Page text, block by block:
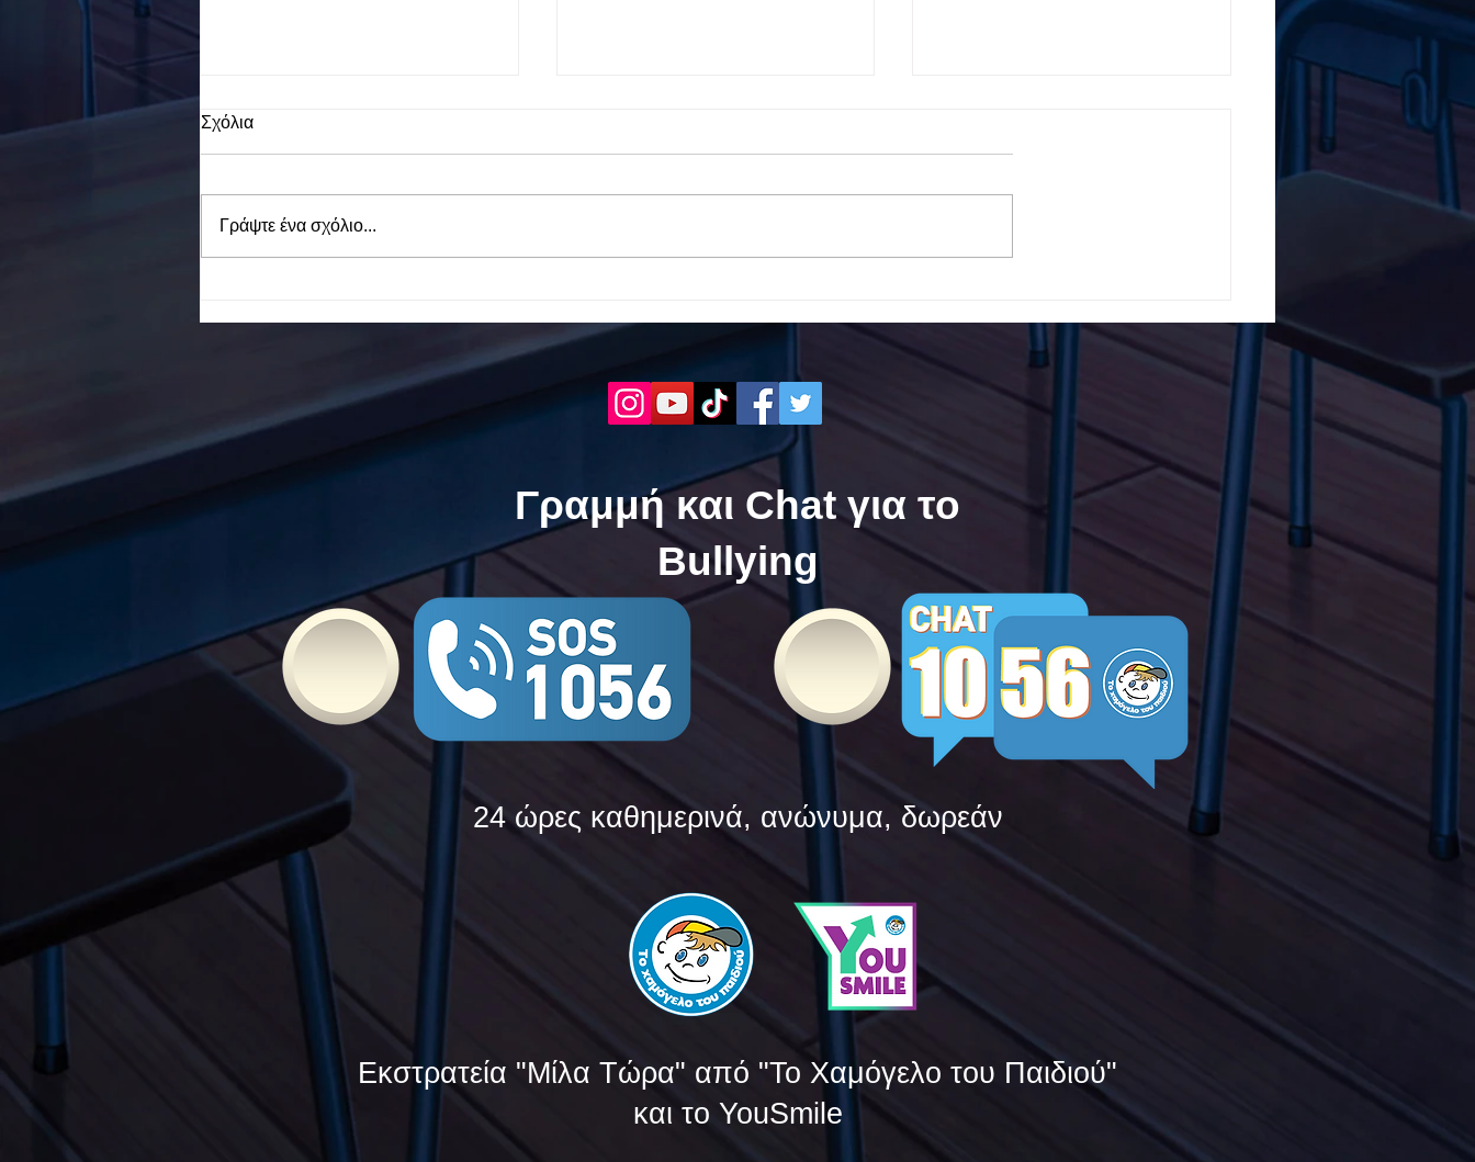
Τώρα" όλα τα σχολεία της
Ελλάδας ενώνουν τις
δυνάμεις τους ενάντια στο
Bullying
Τώρα. Με σύνθημα "Μίλα
Ελλάδας ενώνουν τις
δυνάμεις τους ενάντια στο
| Μίλα Τώρα. Με σύνθημα
"Μίλα Τώρα" όλα τα σχολεία
της Ελλάδας ενώνουν τις
Σχόλια
Γράψτε ένα σχόλιο...
Γραμμή και Chat για το
Bullying
24 ώρες καθημερινά, ανώνυμα, δωρεάν
Εκστρατεία "Μίλα Τώρα" από "Το Χαμόγελο του Παιδιού"
και το YouSmile